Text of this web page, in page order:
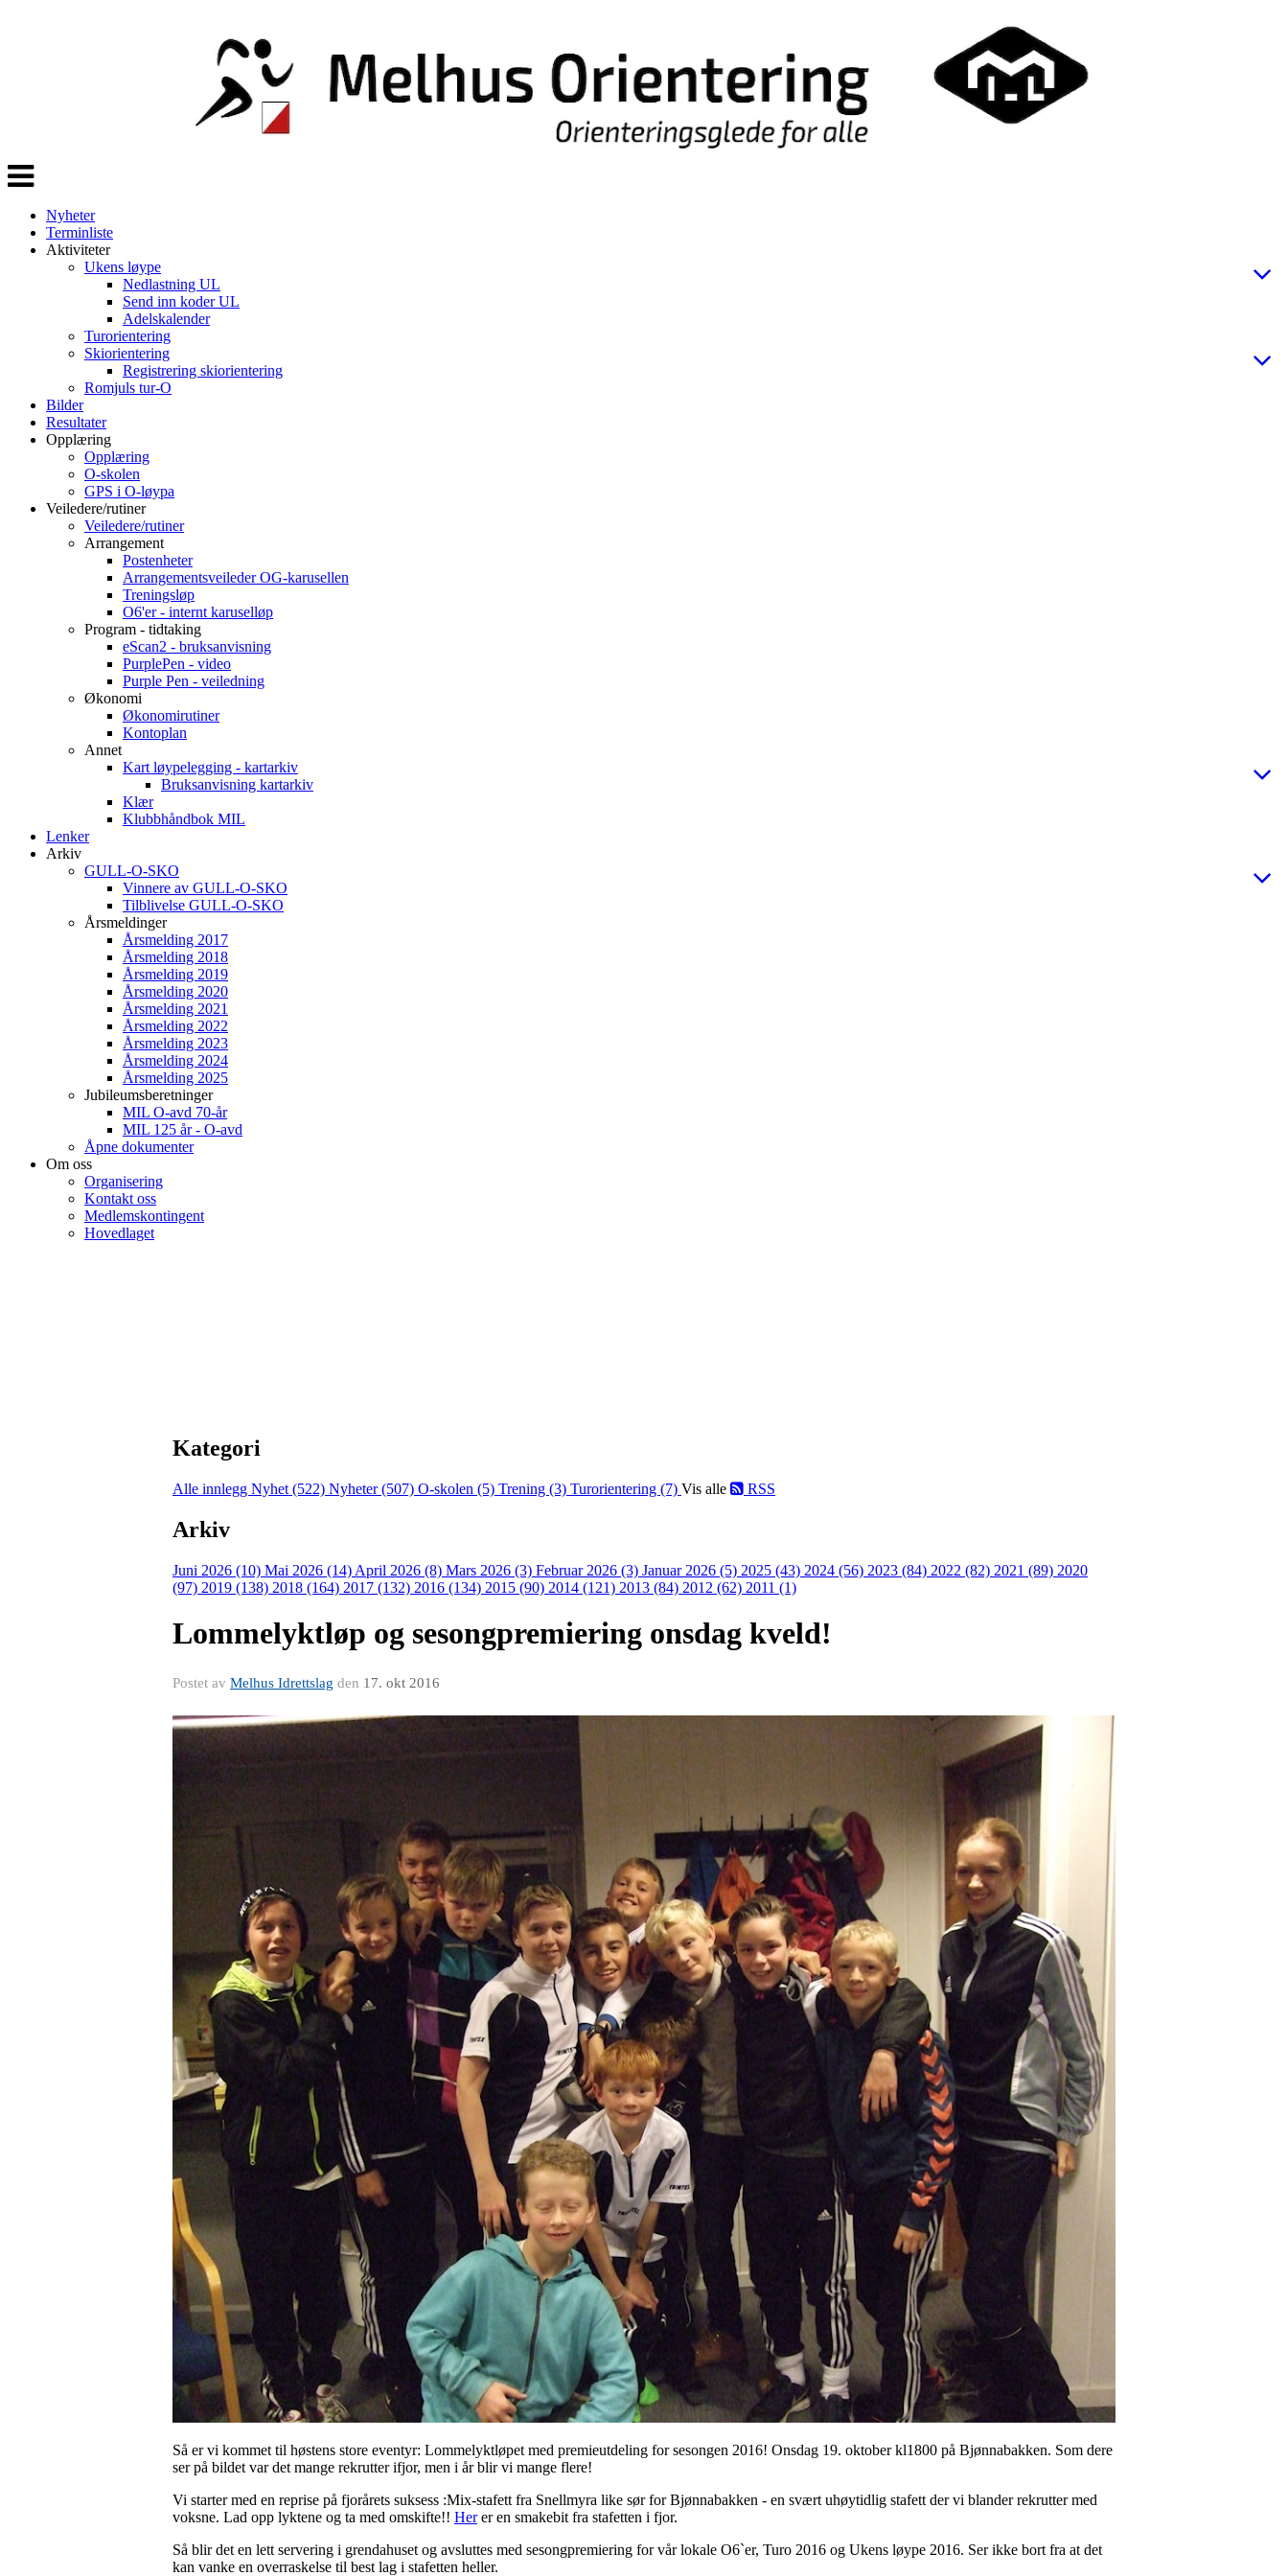
Veksle
navigasjon
Nyheter
Terminliste
Aktiviteter
Ukens løype
Nedlastning UL
Send inn koder UL
Adelskalender
Turorientering
Skiorientering
Registrering skiorientering
Romjuls tur-O
Bilder
Resultater
Opplæring
Opplæring
O-skolen
GPS i O-løypa
Veiledere/rutiner
Veiledere/rutiner
Arrangement
Postenheter
Arrangementsveileder OG-karusellen
Treningsløp
O6'er - internt karuselløp
Program - tidtaking
eScan2 - bruksanvisning
PurplePen - video
Purple Pen - veiledning
Økonomi
Økonomirutiner
Kontoplan
Annet
Kart løypelegging - kartarkiv
Bruksanvisning kartarkiv
Klær
Klubbhåndbok MIL
Lenker
Arkiv
GULL-O-SKO
Vinnere av GULL-O-SKO
Tilblivelse GULL-O-SKO
Årsmeldinger
Årsmelding 2017
Årsmelding 2018
Årsmelding 2019
Årsmelding 2020
Årsmelding 2021
Årsmelding 2022
Årsmelding 2023
Årsmelding 2024
Årsmelding 2025
Jubileumsberetninger
MIL O-avd 70-år
MIL 125 år - O-avd
Åpne dokumenter
Om oss
Organisering
Kontakt oss
Medlemskontingent
Hovedlaget
Kategori
Alle innlegg Nyhet (522) Nyheter (507) O-skolen (5) Trening (3) Turorientering (7) Vis alle RSS
Arkiv
Juni 2026 (10) Mai 2026 (14) April 2026 (8) Mars 2026 (3) Februar 2026 (3) Januar 2026 (5) 2025 (43) 2024 (56) 2023 (84) 2022 (82) 2021 (89) 2020
(97) 2019 (138) 2018 (164) 2017 (132) 2016 (134) 2015 (90) 2014 (121) 2013 (84) 2012 (62) 2011 (1)
Lommelyktløp og sesongpremiering onsdag kveld!
Postet av Melhus Idrettslag den 17. okt 2016
Så er vi kommet til høstens store eventyr: Lommelyktløpet med premieutdeling for sesongen 2016! Onsdag 19. oktober kl1800 på Bjønnabakken. Som dere
ser på bildet var det mange rekrutter ifjor, men i år blir vi mange flere!
Vi starter med en reprise på fjorårets suksess :Mix-stafett fra Snellmyra like sør for Bjønnabakken - en svært uhøytidlig stafett der vi blander rekrutter med
voksne. Lad opp lyktene og ta med omskifte!! Herer en smakebit fra stafetten i fjor.
Så blir det en lett servering i grendahuset og avsluttes med sesongpremiering for vår lokale O6`er, Turo 2016 og Ukens løype 2016. Ser ikke bort fra at det
kan vanke en overraskelse til best lag i stafetten heller.